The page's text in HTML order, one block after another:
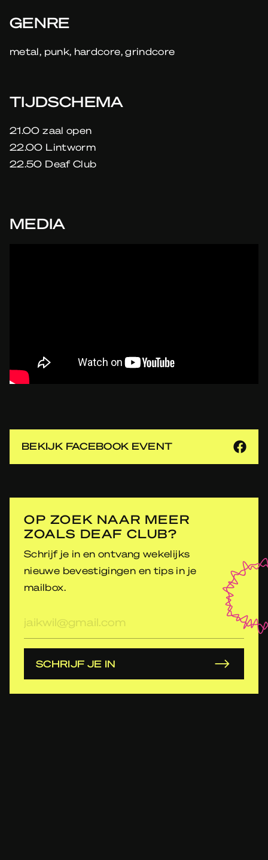
GENRE
metal, punk, hardcore, grindcore
TIJDSCHEMA
21.00 zaal open
22.00 Lintworm
22.50 Deaf Club
MEDIA
BEKIJK FACEBOOK EVENT
OP ZOEK NAAR MEER
ZOALS DEAF CLUB?
Schrijf je in en ontvang wekelijks
nieuwe bevestigingen en tips in je
mailbox.
mailadres
SCHRIJF JE IN